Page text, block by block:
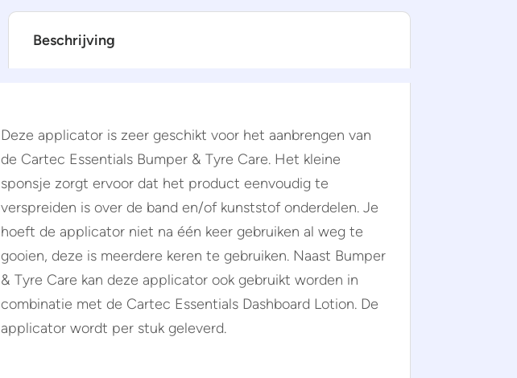
Beschrijving
Deze applicator is zeer geschikt voor het aanbrengen van
de Cartec Essentials Bumper & Tyre Care. Het kleine
sponsje zorgt ervoor dat het product eenvoudig te
verspreiden is over de band en/of kunststof onderdelen. Je
hoeft de applicator niet na één keer gebruiken al weg te
gooien, deze is meerdere keren te gebruiken. Naast Bumper
& Tyre Care kan deze applicator ook gebruikt worden in
combinatie met de Cartec Essentials Dashboard Lotion. De
applicator wordt per stuk geleverd.